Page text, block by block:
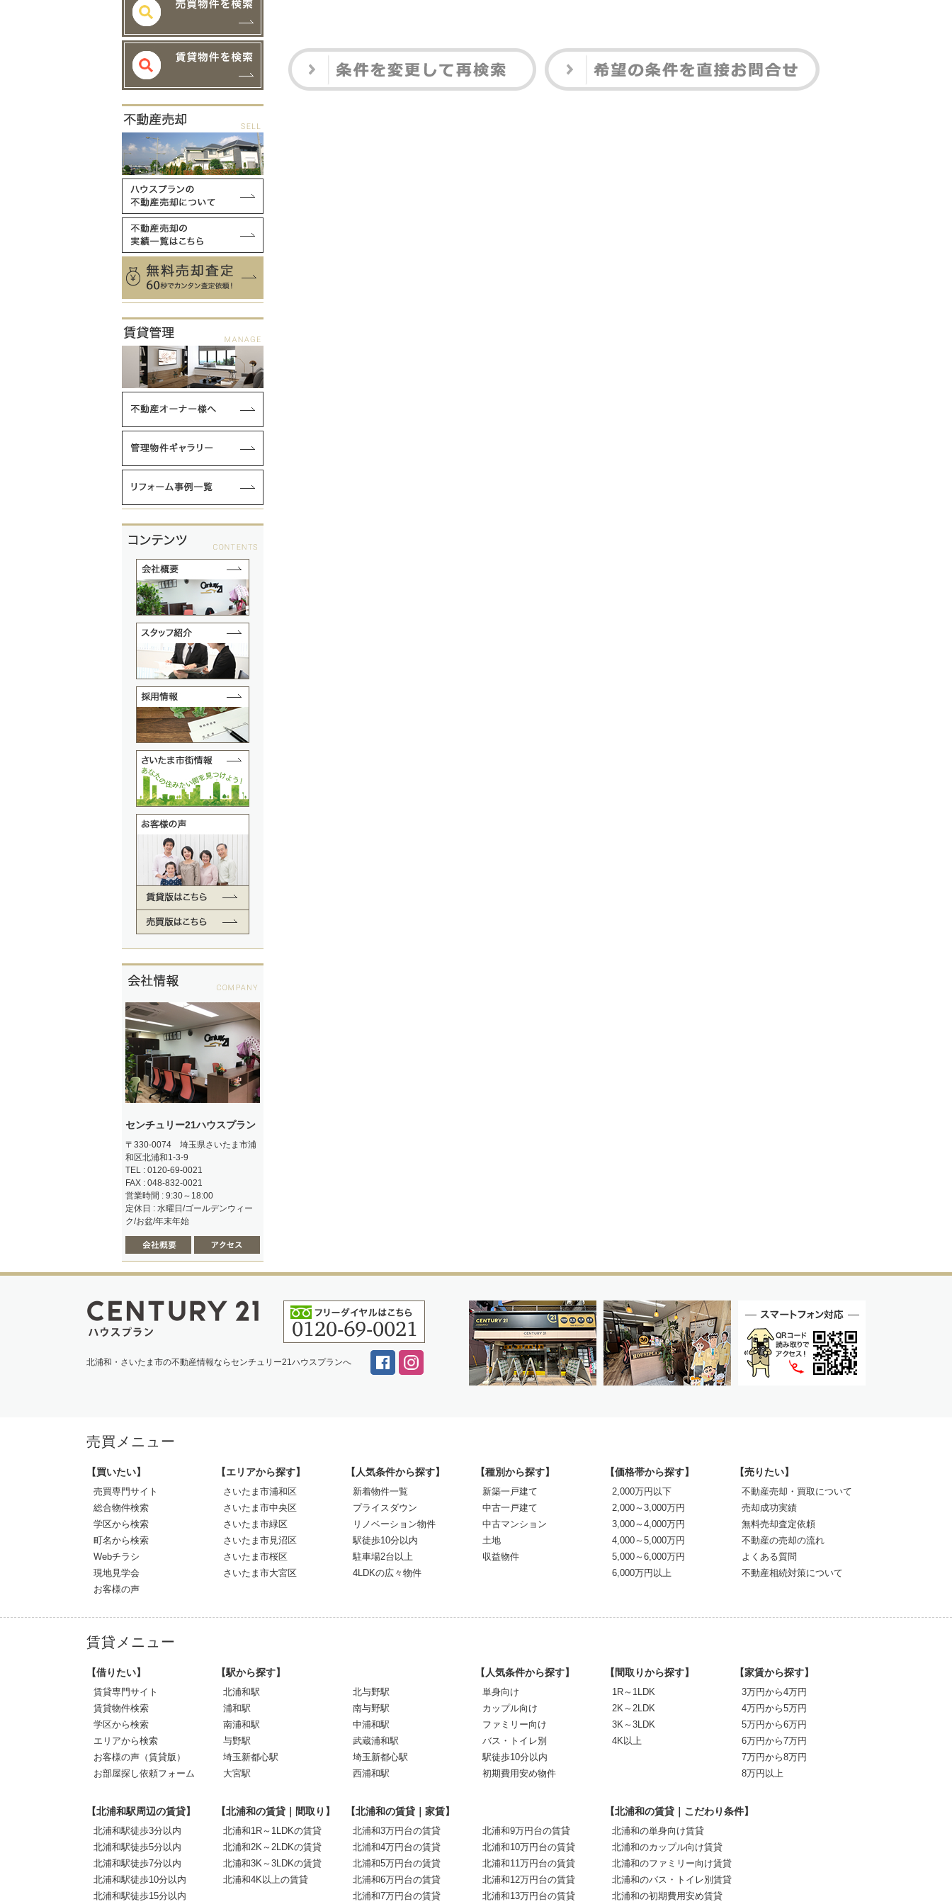
センチュリー21ハウスプラン
〒330-0074 埼玉県さいたま市浦
和区北浦和1-3-9
TEL : 0120-69-0021
FAX : 048-832-0021
営業時間 : 9:30～18:00
定休日 : 水曜日/ゴールデンウィー
ク/お盆/年末年始
北浦和・さいたま市の不動産情報ならセンチュリー21ハウスプランへ
売買メニュー
【買いたい】
売買専門サイト
総合物件検索
学区から検索
町名から検索
Webチラシ
現地見学会
お客様の声
【エリアから探す】
さいたま市浦和区
さいたま市中央区
さいたま市緑区
さいたま市見沼区
さいたま市桜区
さいたま市大宮区
【人気条件から探す】
新着物件一覧
プライスダウン
リノベーション物件
駅徒歩10分以内
駐車場2台以上
4LDKの広々物件
【種別から探す】
新築一戸建て
中古一戸建て
中古マンション
土地
収益物件
【価格帯から探す】
2,000万円以下
2,000～3,000万円
3,000～4,000万円
4,000～5,000万円
5,000～6,000万円
6,000万円以上
【売りたい】
不動産売却・買取について
売却成功実績
無料売却査定依頼
不動産の売却の流れ
よくある質問
不動産相続対策について
賃貸メニュー
【借りたい】
賃貸専門サイト
賃貸物件検索
学区から検索
エリアから検索
お客様の声（賃貸版）
お部屋探し依頼フォーム
【駅から探す】
北浦和駅
浦和駅
南浦和駅
与野駅
埼玉新都心駅
大宮駅
北与野駅
南与野駅
中浦和駅
武蔵浦和駅
埼玉新都心駅
西浦和駅
【人気条件から探す】
単身向け
カップル向け
ファミリー向け
バス・トイレ別
駅徒歩10分以内
初期費用安め物件
【間取りから探す】
1R～1LDK
2K～2LDK
3K～3LDK
4K以上
【家賃から探す】
3万円から4万円
4万円から5万円
5万円から6万円
6万円から7万円
7万円から8万円
8万円以上
【北浦和駅周辺の賃貸】
北浦和駅徒歩3分以内
北浦和駅徒歩5分以内
北浦和駅徒歩7分以内
北浦和駅徒歩10分以内
北浦和駅徒歩15分以内
【北浦和の賃貸｜間取り】
北浦和1R～1LDKの賃貸
北浦和2K～2LDKの賃貸
北浦和3K～3LDKの賃貸
北浦和4K以上の賃貸
【北浦和の賃貸｜家賃】
北浦和3万円台の賃貸
北浦和4万円台の賃貸
北浦和5万円台の賃貸
北浦和6万円台の賃貸
北浦和7万円台の賃貸
北浦和9万円台の賃貸
北浦和10万円台の賃貸
北浦和11万円台の賃貸
北浦和12万円台の賃貸
北浦和13万円台の賃貸
【北浦和の賃貸｜こだわり条件】
北浦和の単身向け賃貸
北浦和のカップル向け賃貸
北浦和のファミリー向け賃貸
北浦和のバス・トイレ別賃貸
北浦和の初期費用安め賃貸